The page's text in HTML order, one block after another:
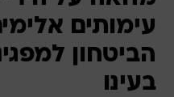
עימותים
הביטחון
בעינו